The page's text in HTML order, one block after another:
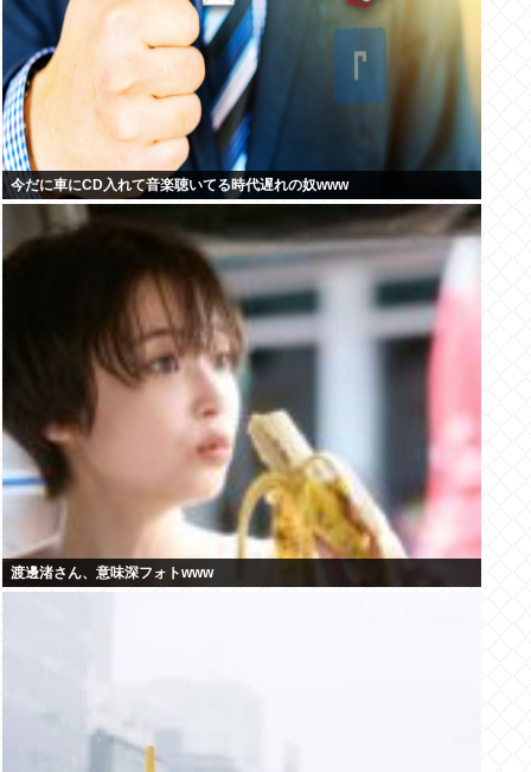
今だに車にCD入れて音楽聴いてる時代遅れの奴www
渡邊渚さん、意味深フォトwww